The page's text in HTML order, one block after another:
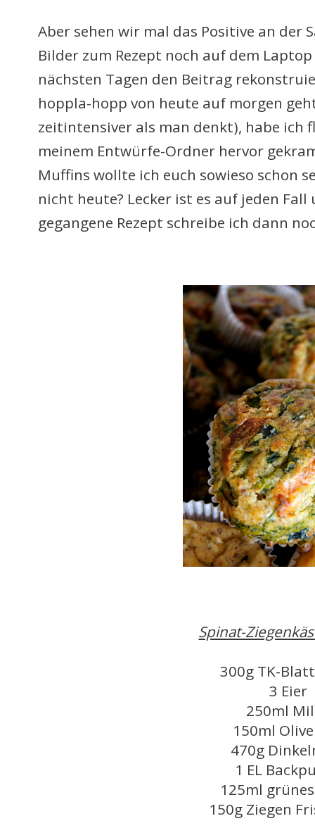
Aber sehen wir mal das Positive an der
Bilder zum Rezept noch auf dem
nächsten Tagen den Beitrag rekonst
hoppla-hopp von heute auf morgen
zeitintensiver als man denkt), habe ich
meinem Entwürfe-Ordner hervor
Muffins wollte ich euch sowieso schon
nicht heute? Lecker ist es auf jeden Fall
gegangene Rezept schreibe ich dann n
Spinat-
300g TK-
3 Eier
250ml
150ml
470g
1 EL
125ml
150g Ziegen